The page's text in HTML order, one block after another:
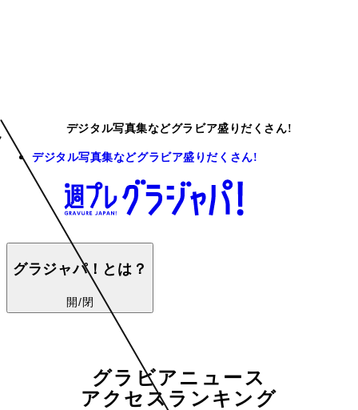
デジタル写真集などグラビア盛りだくさん!
デジタル写真集などグラビア盛りだくさん!
グラジャパ！とは？
開/閉
グラビアニュース
アクセスランキング